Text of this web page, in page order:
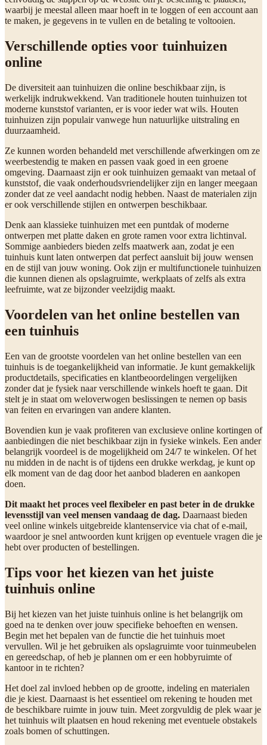
waarbij je meestal alleen maar hoeft in te loggen of een account aan
te maken, je gegevens in te vullen en de betaling te voltooien.
Verschillende opties voor tuinhuizen
online
De diversiteit aan tuinhuizen die online beschikbaar zijn, is
werkelijk indrukwekkend. Van traditionele houten tuinhuizen tot
moderne kunststof varianten, er is voor ieder wat wils. Houten
tuinhuizen zijn populair vanwege hun natuurlijke uitstraling en
duurzaamheid.
Ze kunnen worden behandeld met verschillende afwerkingen om ze
weerbestendig te maken en passen vaak goed in een groene
omgeving. Daarnaast zijn er ook tuinhuizen gemaakt van metaal of
kunststof, die vaak onderhoudsvriendelijker zijn en langer meegaan
zonder dat ze veel aandacht nodig hebben. Naast de materialen zijn
er ook verschillende stijlen en ontwerpen beschikbaar.
Denk aan klassieke tuinhuizen met een puntdak of moderne
ontwerpen met platte daken en grote ramen voor extra lichtinval.
Sommige aanbieders bieden zelfs maatwerk aan, zodat je een
tuinhuis kunt laten ontwerpen dat perfect aansluit bij jouw wensen
en de stijl van jouw woning. Ook zijn er multifunctionele tuinhuizen
die kunnen dienen als opslagruimte, werkplaats of zelfs als extra
leefruimte, wat ze bijzonder veelzijdig maakt.
Voordelen van het online bestellen van
een tuinhuis
Een van de grootste voordelen van het online bestellen van een
tuinhuis is de toegankelijkheid van informatie. Je kunt gemakkelijk
productdetails, specificaties en klantbeoordelingen vergelijken
zonder dat je fysiek naar verschillende winkels hoeft te gaan. Dit
stelt je in staat om weloverwogen beslissingen te nemen op basis
van feiten en ervaringen van andere klanten.
Bovendien kun je vaak profiteren van exclusieve online kortingen of
aanbiedingen die niet beschikbaar zijn in fysieke winkels. Een ander
belangrijk voordeel is de mogelijkheid om 24/7 te winkelen. Of het
nu midden in de nacht is of tijdens een drukke werkdag, je kunt op
elk moment van de dag door het aanbod bladeren en aankopen
doen.
Dit maakt het proces veel flexibeler en past beter in de drukke
levensstijl van veel mensen vandaag de dag. Daarnaast bieden
veel online winkels uitgebreide klantenservice via chat of e-mail,
waardoor je snel antwoorden kunt krijgen op eventuele vragen die je
hebt over producten of bestellingen.
Tips voor het kiezen van het juiste
tuinhuis online
Bij het kiezen van het juiste tuinhuis online is het belangrijk om
goed na te denken over jouw specifieke behoeften en wensen.
Begin met het bepalen van de functie die het tuinhuis moet
vervullen. Wil je het gebruiken als opslagruimte voor tuinmeubelen
en gereedschap, of heb je plannen om er een hobbyruimte of
kantoor in te richten?
Het doel zal invloed hebben op de grootte, indeling en materialen
die je kiest. Daarnaast is het essentieel om rekening te houden met
de beschikbare ruimte in jouw tuin. Meet zorgvuldig de plek waar je
het tuinhuis wilt plaatsen en houd rekening met eventuele obstakels
zoals bomen of schuttingen.